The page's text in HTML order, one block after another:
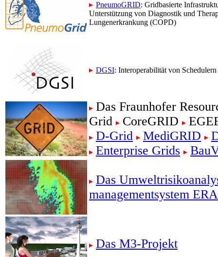
PneumoGRID: Gridbasierte
Unterstützung von Diagnostik und
Lungenerkrankung (COPD)
DGSI: Interoperabilität von
Das Fraunhofer
Grid
CoreGRID
D-Grid
MediGRID
Enterprise Grids
Das
managementsystem
Das M3-Projekt